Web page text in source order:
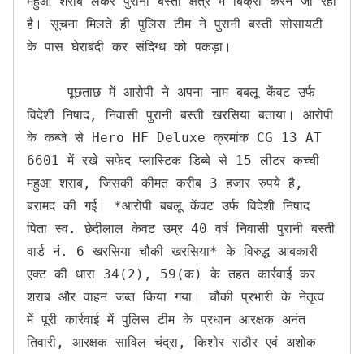
है। सूचना मिलते ही पुलिस टीम ने पुरानी बस्ती सोसायटी
के पास घेराबंदी कर संदिग्ध को पकड़ा।
     पूछताछ में आरोपी ने अपना नाम बबलू केंवट उर्फ
विदेशी निषाद, निवासी पुरानी बस्ती खरसिया बताया। आरोपी
के कब्जे से Hero HF Deluxe क्रमांक CG 13 AT
6601 में रखे सफेद प्लास्टिक डिब्बे से 15 लीटर कच्ची
महुआ शराब, जिसकी कीमत करीब 3 हजार रुपये है,
बरामद की गई। *आरोपी बबलू केंवट उर्फ विदेशी निषाद
पिता स्व. छेदीलाल केवट उम्र 40 वर्ष निवासी पुरानी बस्ती
वार्ड नं. 6 खरसिया चौकी खरसिया* के विरुद्ध आबकारी
एक्ट की धारा 34(2), 59(क) के तहत कार्रवाई कर
शराब और वाहन जब्त किया गया। चौकी प्रभारी के नेतृत्व
में पूरी कार्रवाई में पुलिस टीम के प्रधान आरक्षक अनंत
तिवारी, आरक्षक साविल चंद्रा, किशोर राठौर एवं अशोक